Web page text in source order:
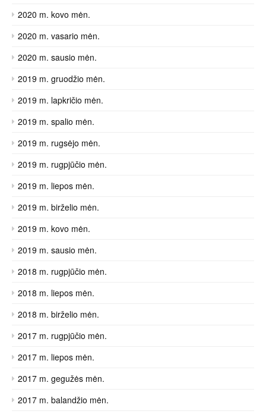
2020 m. kovo mėn.
2020 m. vasario mėn.
2020 m. sausio mėn.
2019 m. gruodžio mėn.
2019 m. lapkričio mėn.
2019 m. spalio mėn.
2019 m. rugsėjo mėn.
2019 m. rugpjūčio mėn.
2019 m. liepos mėn.
2019 m. birželio mėn.
2019 m. kovo mėn.
2019 m. sausio mėn.
2018 m. rugpjūčio mėn.
2018 m. liepos mėn.
2018 m. birželio mėn.
2017 m. rugpjūčio mėn.
2017 m. liepos mėn.
2017 m. gegužės mėn.
2017 m. balandžio mėn.